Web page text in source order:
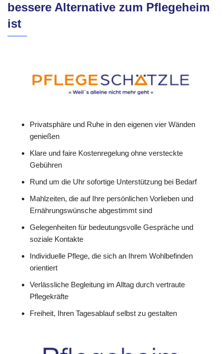
bessere Alternative zum Pflegeheim
ist
Privatsphäre und Ruhe in den eigenen vier Wänden
genießen
Klare und faire Kostenregelung ohne versteckte
Gebühren
Rund um die Uhr sofortige Unterstützung bei Bedarf
Mahlzeiten, die auf Ihre persönlichen Vorlieben und
Ernährungswünsche abgestimmt sind
Gelegenheiten für bedeutungsvolle Gespräche und
soziale Kontakte
Individuelle Pflege, die sich an Ihrem Wohlbefinden
orientiert
Verlässliche Begleitung im Alltag durch vertraute
Pflegekräfte
Freiheit, Ihren Tagesablauf selbst zu gestalten